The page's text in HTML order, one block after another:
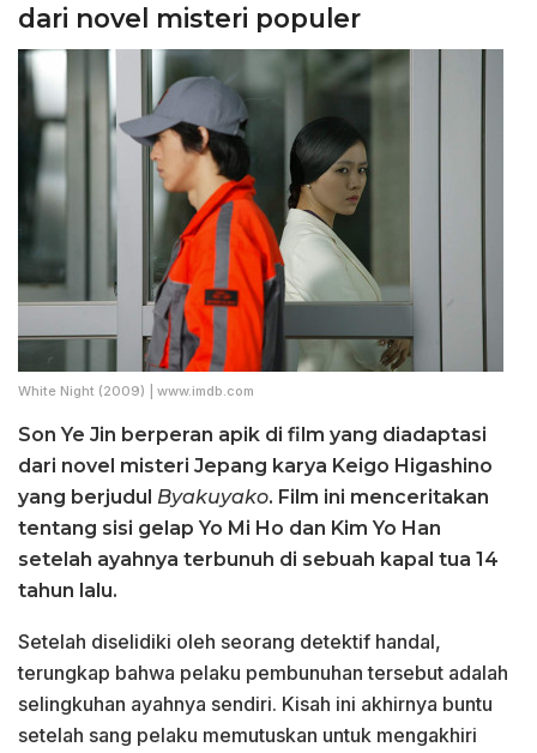
dari novel misteri populer
White Night (2009) | www.imdb.com
Son Ye Jin berperan apik di film yang diadaptasi
dari novel misteri Jepang karya Keigo Higashino
yang berjudul Byakuyako. Film ini menceritakan
tentang sisi gelap Yo Mi Ho dan Kim Yo Han
setelah ayahnya terbunuh di sebuah kapal tua 14
tahun lalu.
Setelah diselidiki oleh seorang detektif handal,
terungkap bahwa pelaku pembunuhan tersebut adalah
selingkuhan ayahnya sendiri. Kisah ini akhirnya buntu
setelah sang pelaku memutuskan untuk mengakhiri